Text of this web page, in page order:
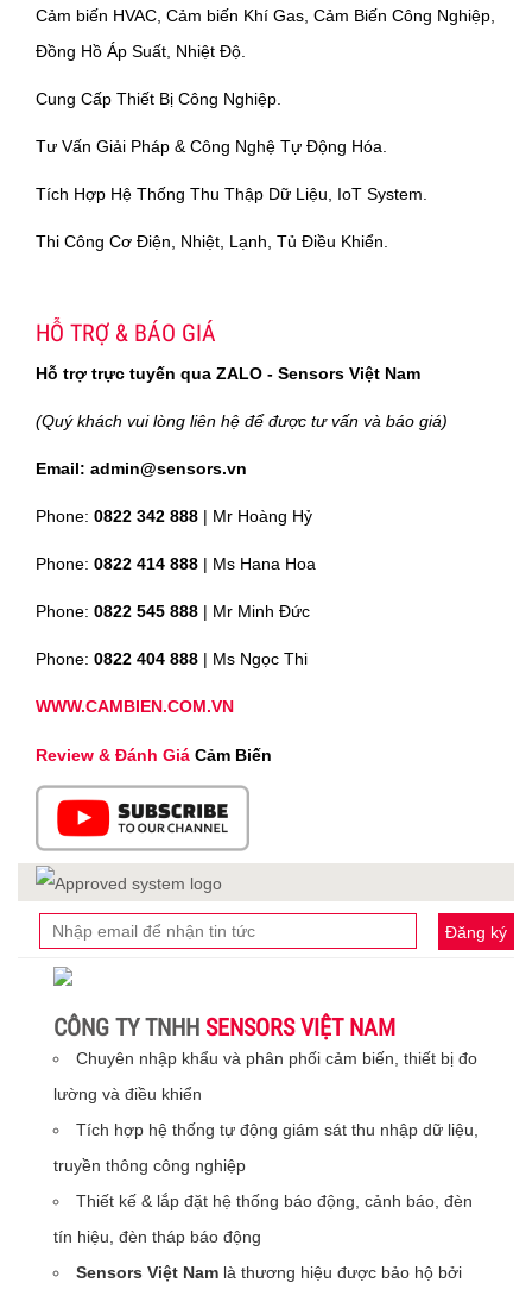
Cảm biến HVAC, Cảm biến Khí Gas, Cảm Biến Công Nghiệp,
Đồng Hồ Áp Suất, Nhiệt Độ.
Cung Cấp Thiết Bị Công Nghiệp.
Tư Vấn Giải Pháp & Công Nghệ Tự Động Hóa.
Tích Hợp Hệ Thống Thu Thập Dữ Liệu, IoT System.
Thi Công Cơ Điện, Nhiệt, Lạnh, Tủ Điều Khiển.
HỖ TRỢ & BÁO GIÁ
Hỗ trợ trực tuyến qua ZALO - Sensors Việt Nam
(Quý khách vui lòng liên hệ để được tư vấn và báo giá)
Email: admin@sensors.vn
Phone: 0822 342 888 | Mr Hoàng Hỷ
Phone: 0822 414 888 | Ms Hana Hoa
Phone: 0822 545 888 | Mr Minh Đức
Phone: 0822 404 888 | Ms Ngọc Thi
WWW.CAMBIEN.COM.VN
Review & Đánh Giá Cảm Biến
Đăng ký
CÔNG TY TNHH SENSORS VIỆT NAM
Chuyên nhập khẩu và phân phối cảm biến, thiết bị đo
lường và điều khiển
Tích hợp hệ thống tự động giám sát thu nhập dữ liệu,
truyền thông công nghiệp
Thiết kế & lắp đặt hệ thống báo động, cảnh báo, đèn
tín hiệu, đèn tháp báo động
Sensors Việt Nam là thương hiệu được bảo hộ bởi